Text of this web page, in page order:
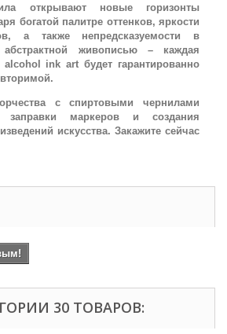
открывают новые горизонты
богатой палитре оттенков, яркости
а также непредсказуемости в
абстрактной живописью – каждая
alcohol ink art будет гарантированно
с спиртовыми чернилами
маркеров и создания
искусства. Закажите сейчас
30 ТОВАРОВ: